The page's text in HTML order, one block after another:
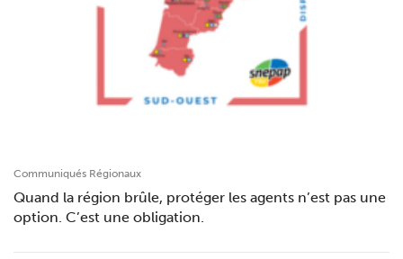
Communiqués Régionaux
Quand la région brûle, protéger les agents n’est pas une
option. C’est une obligation.